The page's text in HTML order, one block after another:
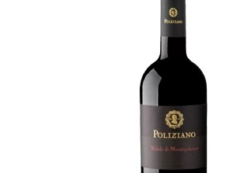
FRIULI-VENEZIA GIULIA